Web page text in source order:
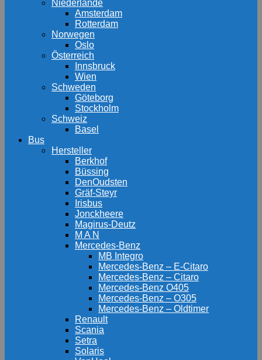
Niederlande
Amsterdam
Rotterdam
Norwegen
Oslo
Österreich
Innsbruck
Wien
Schweden
Göteborg
Stockholm
Schweiz
Basel
Bus
Hersteller
Berkhof
Büssing
DenOudsten
Gräf-Steyr
Irisbus
Jonckheere
Magirus-Deutz
M A N
Mercedes-Benz
MB Integro
Mercedes-Benz – E-Citaro
Mercedes-Benz – Citaro
Mercedes-Benz O405
Mercedes-Benz – O305
Mercedes-Benz – Oldtimer
Renault
Scania
Setra
Solaris